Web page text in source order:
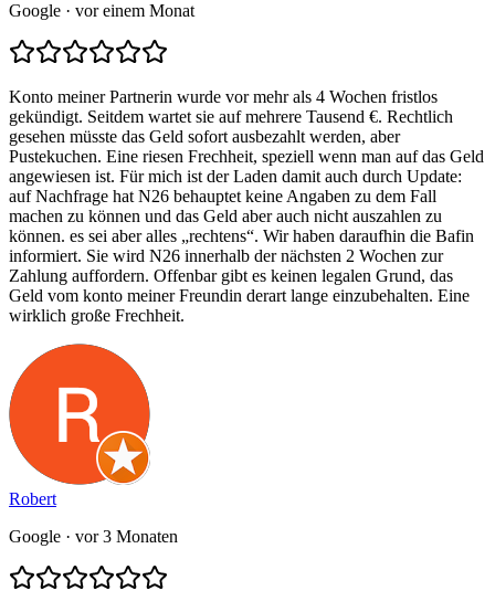
Google · vor einem Monat
Konto meiner Partnerin wurde vor mehr als 4 Wochen fristlos
gekündigt. Seitdem wartet sie auf mehrere Tausend €. Rechtlich
gesehen müsste das Geld sofort ausbezahlt werden, aber
Pustekuchen. Eine riesen Frechheit, speziell wenn man auf das Geld
angewiesen ist. Für mich ist der Laden damit auch durch Update:
auf Nachfrage hat N26 behauptet keine Angaben zu dem Fall
machen zu können und das Geld aber auch nicht auszahlen zu
können. es sei aber alles „rechtens“. Wir haben daraufhin die Bafin
informiert. Sie wird N26 innerhalb der nächsten 2 Wochen zur
Zahlung auffordern. Offenbar gibt es keinen legalen Grund, das
Geld vom konto meiner Freundin derart lange einzubehalten. Eine
wirklich große Frechheit.
Robert
Google · vor 3 Monaten